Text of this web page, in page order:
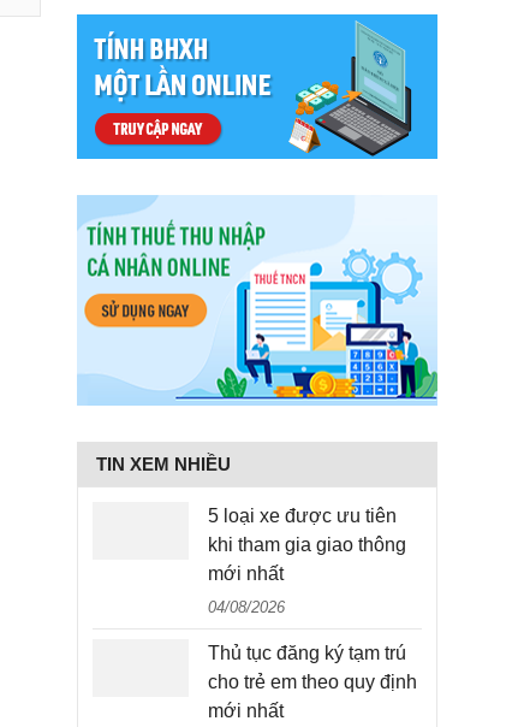
TIN XEM NHIỀU
5 loại xe được ưu tiên
khi tham gia giao thông
mới nhất
04/08/2026
Thủ tục đăng ký tạm trú
cho trẻ em theo quy định
mới nhất